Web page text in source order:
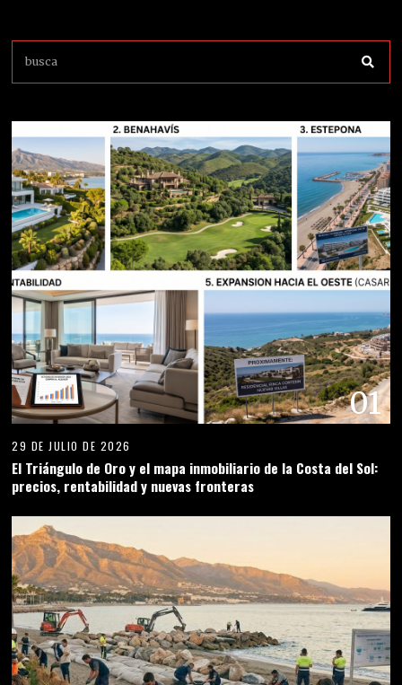
01
29 DE JULIO DE 2026
El Triángulo de Oro y el mapa inmobiliario de la Costa del Sol:
precios, rentabilidad y nuevas fronteras